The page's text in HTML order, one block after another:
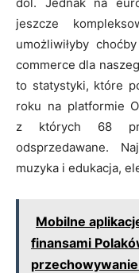
jeszcze
umożliwiłyby
commerce dla
to statystyki, które
roku na platformie
z których 68
odsprzedawane.
muzyka i edukacja,
Mobilne
finansami